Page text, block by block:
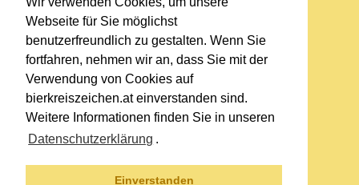
Webseite für Sie möglichst
benutzerfreundlich zu gestalten. Wenn Sie
fortfahren, nehmen wir an, dass Sie mit der
Verwendung von Cookies auf
bierkreiszeichen.at einverstanden sind.
Weitere Informationen finden Sie in unseren
Datenschutzerklärung .
Einverstanden
im Pfad:Bierkreiszeichen/Gesammelte Biere
Erstellt: 2026-08-06
Links
Impressum
Datenschutzerklärung